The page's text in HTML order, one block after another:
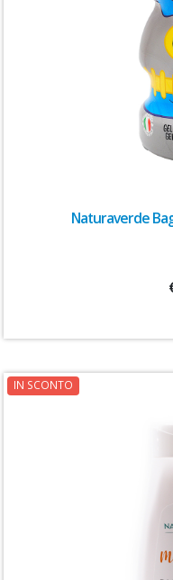
Naturaverde
IN SCONTO